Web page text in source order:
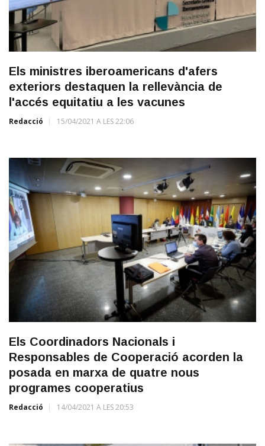
Els ministres iberoamericans d'afers
exteriors destaquen la rellevància de
l'accés equitatiu a les vacunes
Redacció 15/04/2021 A LES 22:06
Els Coordinadors Nacionals i
Responsables de Cooperació acorden la
posada en marxa de quatre nous
programes cooperatius
Redacció 14/04/2021 A LES 20:53